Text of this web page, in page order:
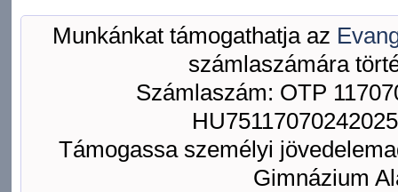
Munkánkat támogathatja az
számlaszámára
Számlaszám: OTP
Támogassa személyi
Gimnázium